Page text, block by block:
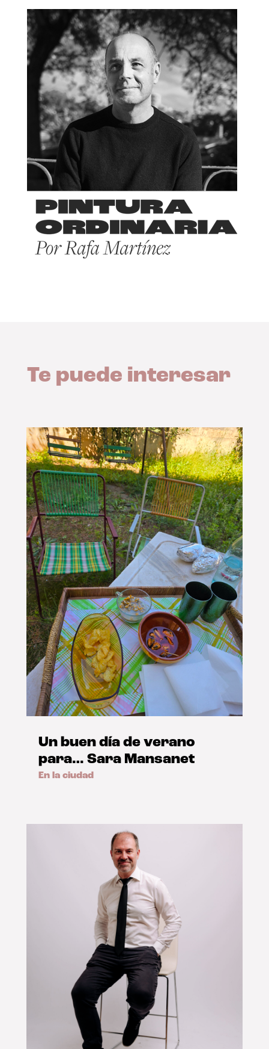
Te puede interesar
Un buen día de verano
para… Sara Mansanet
En la ciudad